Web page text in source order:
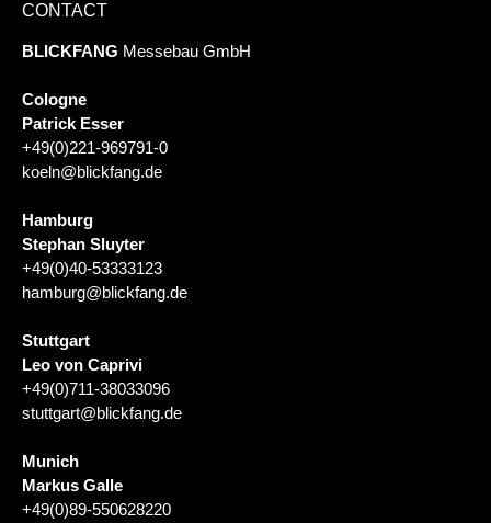
CONTACT
BLICKFANG Messebau GmbH
Cologne
Patrick Esser
+49(0)221-969791-0
koeln@blickfang.de
Hamburg
Stephan Sluyter
+49(0)40-53333123
hamburg@blickfang.de
Stuttgart
Leo von Caprivi
+49(0)711-38033096
stuttgart@blickfang.de
Munich
Markus Galle
+49(0)89-550628220